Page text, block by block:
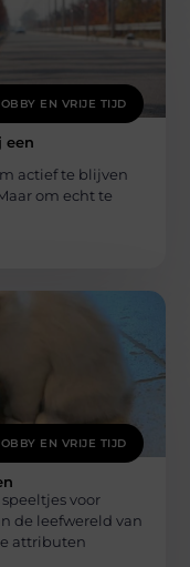
EN VRIJE TIJD
een
actief te blijven
om echt te
EN VRIJE TIJD
voor
de leefwereld van
attributen